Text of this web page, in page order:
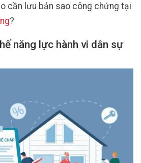
cần lưu bản sao công chứng tại
?
năng lực hành vi dân sự